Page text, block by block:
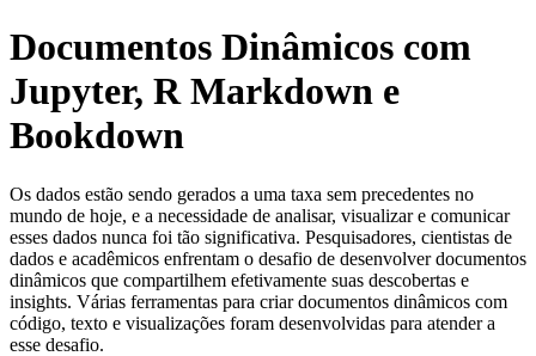
Documentos Dinâmicos com
Jupyter, R Markdown e
Bookdown
Os dados estão sendo gerados a uma taxa sem precedentes no
mundo de hoje, e a necessidade de analisar, visualizar e comunicar
esses dados nunca foi tão significativa. Pesquisadores, cientistas de
dados e acadêmicos enfrentam o desafio de desenvolver documentos
dinâmicos que compartilhem efetivamente suas descobertas e
insights. Várias ferramentas para criar documentos dinâmicos com
código, texto e visualizações foram desenvolvidas para atender a
esse desafio.